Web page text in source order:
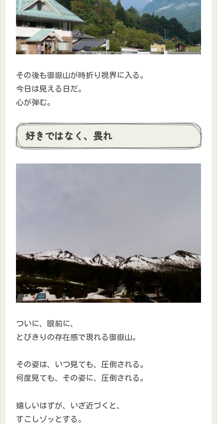
その後も御嶽山が時折り視界に入る。
今日は見える日だ。
心が弾む。
好きではなく、畏れ
ついに、眼前に、
とびきりの存在感で現れる御嶽山。
その姿は、いつ見ても、圧倒される。
何度見ても、その姿に、圧倒される。
嬉しいはずが、いざ近づくと、
すこしゾッとする。